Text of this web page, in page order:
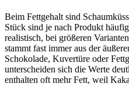
Beim Fettgehalt sind
Stück sind je nach Produkt
realistisch, bei größeren
stammt fast immer aus der
Schokolade, Kuvertüre oder
unterscheiden sich die Werte
enthalten oft mehr Fett, weil